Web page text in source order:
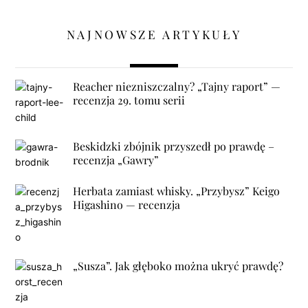
NAJNOWSZE ARTYKUŁY
Reacher niezniszczalny? „Tajny raport” —
recenzja 29. tomu serii
Beskidzki zbójnik przyszedł po prawdę –
recenzja „Gawry”
Herbata zamiast whisky. „Przybysz” Keigo
Higashino — recenzja
„Susza”. Jak głęboko można ukryć prawdę?